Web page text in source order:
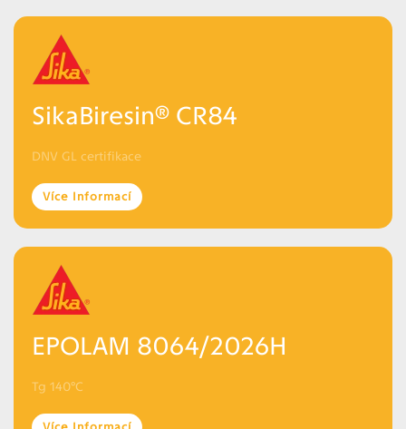
SikaBiresin® CR84
DNV GL certifikace
Více Informací
EPOLAM 8064/2026H
Tg 140°C